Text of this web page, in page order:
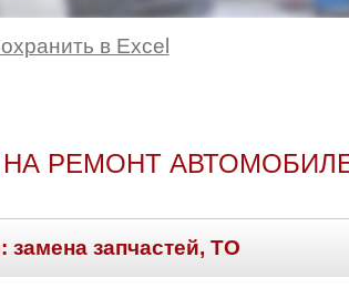
в Excel
РЕМОНТ АВТОМОБИЛЕЙ
замена запчастей, ТО